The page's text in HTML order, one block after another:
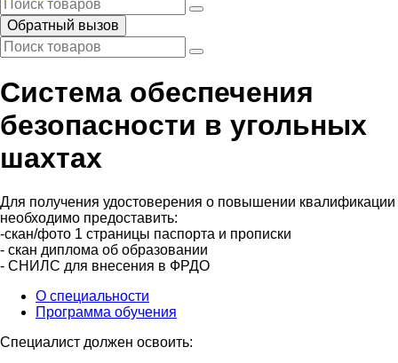
Обратный вызов
Система обеспечения
безопасности в угольных
шахтах
Для получения удостоверения о повышении квалификации
необходимо предоставить:
-скан/фото 1 страницы паспорта и прописки
- скан диплома об образовании
- СНИЛС для внесения в ФРДО
О специальности
Программа обучения
Специалист должен освоить: